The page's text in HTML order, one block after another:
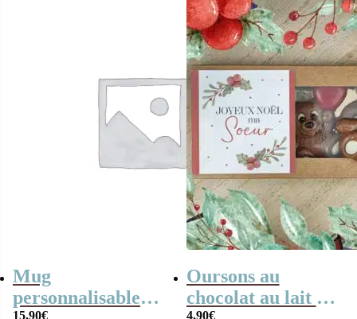
Mug
personnalisable
15,90€
Oursons au
chocolat au lait x3
4,90€